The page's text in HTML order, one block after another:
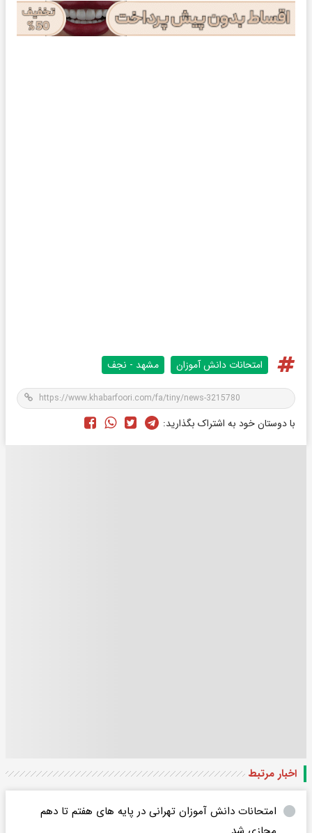
امتحانات دانش آموزان مشهد - نجف
با دوستان خود به اشتراک بگذارید:
اخبار مرتبط
امتحانات دانش آموزان تهرانی در پایه های هفتم تا دهم